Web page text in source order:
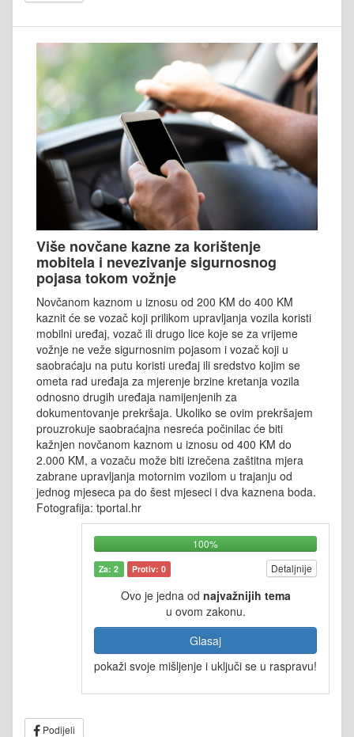
Više novčane kazne za korištenje
mobitela i nevezivanje sigurnosnog
pojasa tokom vožnje
Novčanom kaznom u iznosu od 200 KM do 400 KM
kaznit će se vozač koji prilikom upravljanja vozila koristi
mobilni uređaj, vozač ili drugo lice koje se za vrijeme
vožnje ne veže sigurnosnim pojasom i vozač koji u
saobraćaju na putu koristi uređaj ili sredstvo kojim se
ometa rad uređaja za mjerenje brzine kretanja vozila
odnosno drugih uređaja namijenjenih za
dokumentovanje prekršaja. Ukoliko se ovim prekršajem
prouzrokuje saobraćajna nesreća počinilac će biti
kažnjen novčanom kaznom u iznosu od 400 KM do
2.000 KM, a vozaču može biti izrečena zaštitna mjera
zabrane upravljanja motornim vozilom u trajanju od
jednog mjeseca pa do šest mjeseci i dva kaznena boda.
Fotografija: tportal.hr
100%
Za: 2 Protiv: 0 Detaljnije
Ovo je jedna od najvažnijih tema
u ovom zakonu.
Glasaj
pokaži svoje mišljenje i uključi se u raspravu!
Podijeli